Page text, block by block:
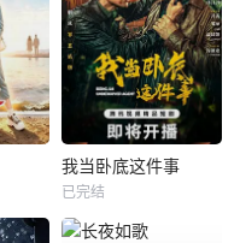
我当卧底这件事
已完结